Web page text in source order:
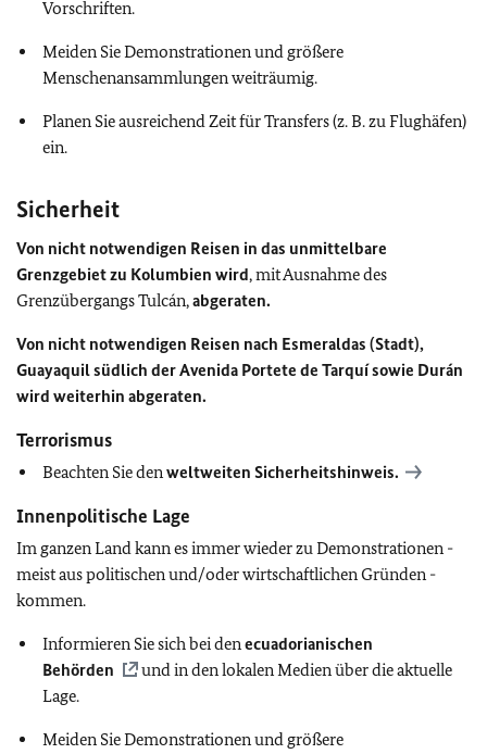
Vorschriften.
Meiden Sie Demonstrationen und größere
Menschenansammlungen weiträumig.
Planen Sie ausreichend Zeit für Transfers (z. B. zu Flughäfen)
ein.
Sicherheit
Von nicht notwendigen Reisen in das unmittelbare
Grenzgebiet zu Kolumbien wird, mit Ausnahme des
Grenzübergangs Tulcán,abgeraten.
Von nicht notwendigen Reisen nach Esmeraldas (Stadt),
Guayaquil südlich der Avenida Portete de Tarquí sowie Durán
wird weiterhin abgeraten.
Terrorismus
Beachten Sie denweltweiten Sicherheitshinweis.
Innenpolitische Lage
Im ganzen Land kann es immer wieder zu Demonstrationen -
meist aus politischen und/oder wirtschaftlichen Gründen -
kommen.
Informieren Sie sich bei denecuadorianischen
Behörden
und in den lokalen Medien über die aktuelle
Lage.
Meiden Sie Demonstrationen und größere